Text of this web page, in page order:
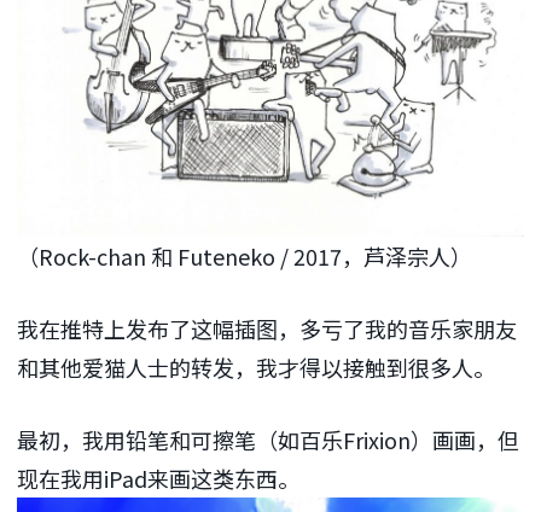
（Rock-chan 和 Futeneko / 2017，芦泽宗人）
我在推特上发布了这幅插图，多亏了我的音乐家朋友
和其他爱猫人士的转发，我才得以接触到很多人。
最初，我用铅笔和可擦笔（如百乐Frixion）画画，但
现在我用iPad来画这类东西。